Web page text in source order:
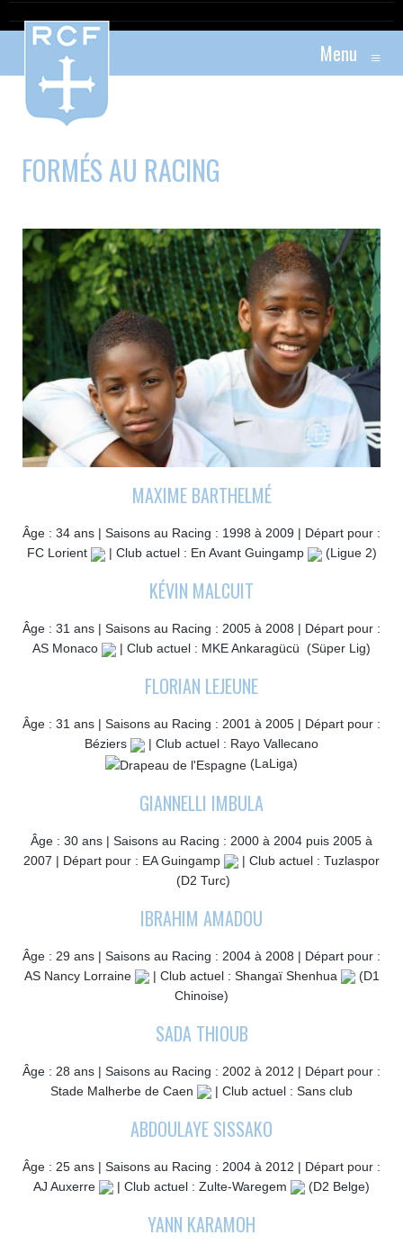
Menu ≡
FORMÉS AU RACING
MAXIME BARTHELMÉ
Âge : 34 ans | Saisons au Racing : 1998 à 2009 | Départ pour :
FC Lorient
| Club actuel : En Avant Guingamp (Ligue 2)
KÉVIN MALCUIT
Âge : 31 ans | Saisons au Racing : 2005 à 2008 | Départ pour :
AS Monaco
| Club actuel : MKE Ankaragücü (Süper Lig)
FLORIAN LEJEUNE
Âge : 31 ans | Saisons au Racing : 2001 à 2005 | Départ pour :
Béziers
| Club actuel : Rayo Vallecano
(LaLiga)
GIANNELLI IMBULA
Âge : 30 ans | Saisons au Racing : 2000 à 2004 puis 2005 à
2007 | Départ pour : EA Guingamp
| Club actuel : Tuzlaspor
(D2 Turc)
IBRAHIM AMADOU
Âge : 29 ans | Saisons au Racing : 2004 à 2008 | Départ pour :
AS Nancy Lorraine
| Club actuel : Shangaï Shenhua
(D1
Chinoise)
SADA THIOUB
Âge : 28 ans | Saisons au Racing : 2002 à 2012 | Départ pour :
Stade Malherbe de Caen
| Club actuel : Sans club
ABDOULAYE SISSAKO
Âge : 25 ans | Saisons au Racing : 2004 à 2012 | Départ pour :
AJ Auxerre
| Club actuel : Zulte-Waregem (D2 Belge)
YANN KARAMOH